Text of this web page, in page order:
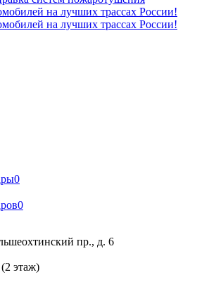
на лучших трассах России!
на лучших трассах России!
0
0
пр., д. 6
этаж)